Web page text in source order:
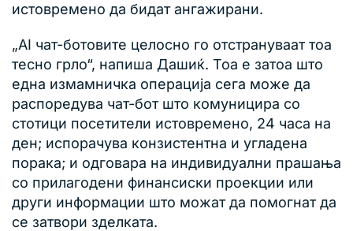
истовремено да бидат ангажирани.
„AI чат-ботовите целосно го отстрануваат тоа
тесно грло“, напиша Дашиќ. Тоа е затоа што
една измамничка операција сега може да
распоредува чат-бот што комуницира со
стотици посетители истовремено, 24 часа на
ден; испорачува конзистентна и угладена
порака; и одговара на индивидуални прашања
со прилагодени финансиски проекции или
други информации што можат да помогнат да
се затвори зделката.